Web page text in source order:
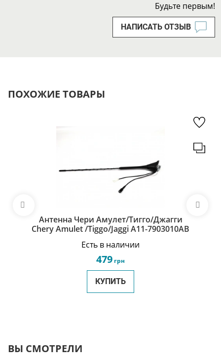
Будьте первым!
НАПИСАТЬ ОТЗЫВ
ПОХОЖИЕ ТОВАРЫ
Антенна Чери Амулет/Тигго/Джагги
Chery Amulet /Tiggo/Jaggi A11-7903010AB
Есть в наличии
479 грн
КУПИТЬ
ВЫ СМОТРЕЛИ